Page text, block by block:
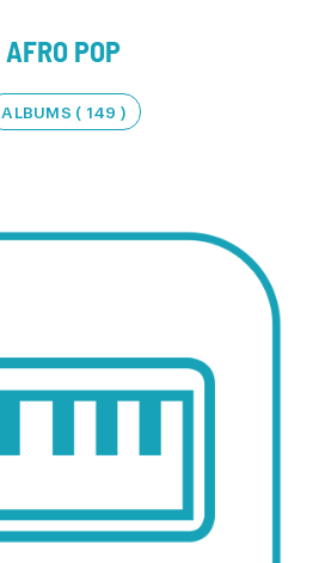
AFRO POP
ALBUMS ( 149 )